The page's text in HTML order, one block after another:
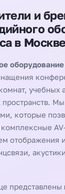
и
в
оборудование
учебных
пространств.
которые
комплексные
отображения
представлены